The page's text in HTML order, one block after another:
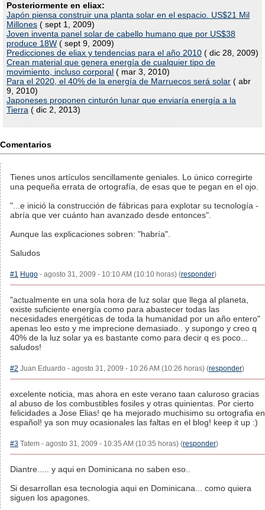
Posteriormente en eliax:
Japón piensa construir una planta solar en el espacio. US$21 Mil
Millones ( sept 1, 2009)
Joven inventa panel solar de cabello humano que por US$38
produce 18W ( sept 9, 2009)
Predicciones de eliax y tendencias para el año 2010 ( dic 28, 2009)
Crean material que genera energía de cualquier tipo de
movimiento, incluso corporal ( mar 3, 2010)
Para el 2020, el 40% de la energía de Marruecos será solar ( abr
9, 2010)
Japoneses proponen cinturón lunar que enviaría energía a la
Tierra ( dic 2, 2013)
Comentarios
Tienes unos artículos sencillamente geniales. Lo único corregirte
una pequeña errata de ortografía, de esas que te pegan en el ojo.
"...e inició la construcción de fábricas para explotar su tecnología -
abría que ver cuánto han avanzado desde entonces".
Aunque las explicaciones sobren: "habría".
Saludos
#1 Hugo - agosto 31, 2009 - 10:10 AM (10:10 horas) (responder)
"actualmente en una sola hora de luz solar que llega al planeta,
existe suficiente energía como para abastecer todas las
necesidades energéticas de toda la humanidad por un año entero"
apenas leo esto y me imprecione demasiado.. y supongo y creo q
40% de la luz solar ya es bastante como para decir q es poco...
saludos!
#2 Juan Eduardo - agosto 31, 2009 - 10:26 AM (10:26 horas) (responder)
excelente noticia, mas ahora en este verano taan caluroso gracias
al abuso de los combustibles fosiles y otras quinientas. Por cierto
felicidades a Jose Elias! qe ha mejorado muchisimo su ortografia en
español! ya son muy ocasionales las faltas en el blog! keep it up :)
#3 Tatem - agosto 31, 2009 - 10:35 AM (10:35 horas) (responder)
Diantre..... y aqui en Dominicana no saben eso..
Si desarrollan esa tecnologia aqui en Dominicana... como quiera
siguen los apagones.